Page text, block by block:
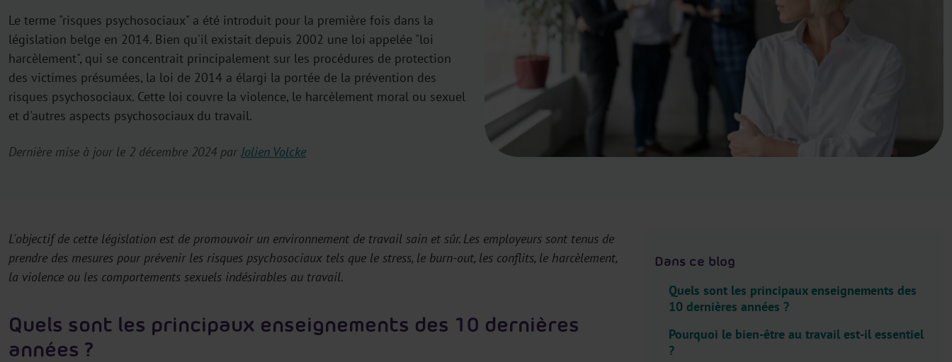
S
e
Le terme "risques psychosociaux" a été introduit pour la première fois dans la
législation belge en 2014. Bien qu'il existait depuis 2002 une loi appelée "loi
harcèlement", qui se concentrait principalement sur les procédures de protection
des victimes présumées, la loi de 2014 a élargi la portée de la prévention des
risques psychosociaux. Cette loi couvre la violence, le harcèlement moral ou sexuel
et d'autres aspects psychosociaux du travail.
Dernière mise à jour le 2 décembre 2024 parJolien Volcke
L'objectif de cette législation est de promouvoir un environnement de travail sain et sûr. Les employeurs sont tenus de
prendre des mesures pour prévenir les risques psychosociaux tels que le stress, le burn-out, les conflits, le harcèlement,
la violence ou les comportements sexuels indésirables au travail.
Quels sont les principaux enseignements des 10 dernières
années ?
Dans ce blog
Quels sont les principaux enseignements des
10 dernières années ?
Pourquoi le bien-être au travail est-il essentiel
?